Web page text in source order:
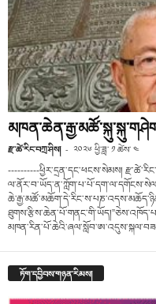
རྫ་ཚེ་རིང་བཀྲ་ཤིས། - ༢༠༢༦ ཕྱི་ཟླ་ ༡ ཚེས་ ༤
----------ཕྱིར་དྲན་དང་ཕངས་སེམས།
ཏོག་དབྱིབས་གཉན་རིམས།